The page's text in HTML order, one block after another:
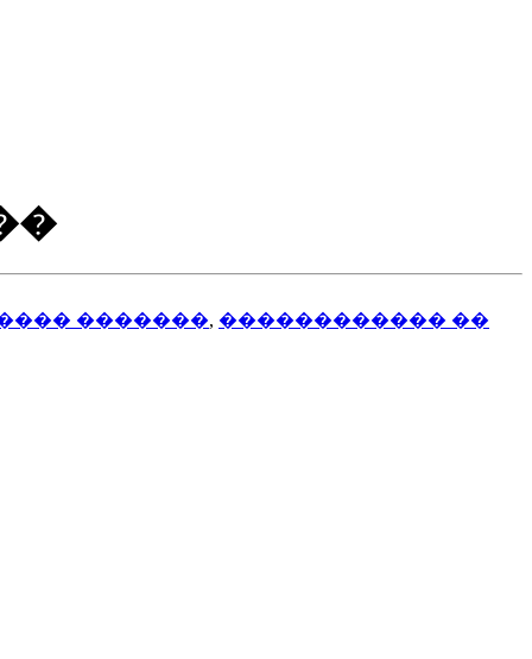
�������, ������������ ��